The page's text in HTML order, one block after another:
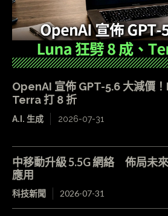
OpenAI 宣佈 GPT-5.6 大減價
Terra 打 8 折
A.I. 生成 2026-07-31
中移動升級 5.5G 網絡 佈局未
應用
科技新聞 2026-07-31